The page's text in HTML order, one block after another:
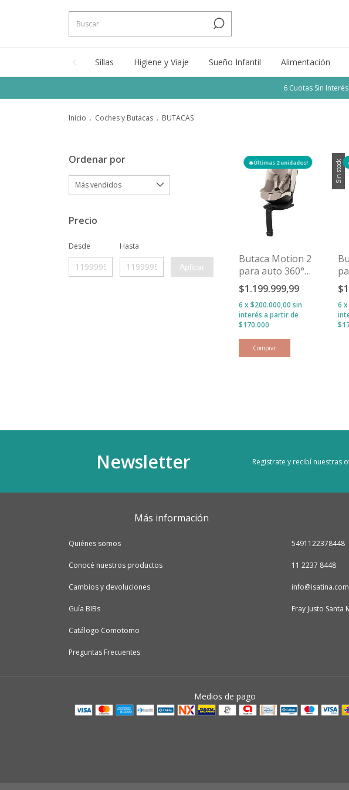
Sillas Higiene y Viaje Sueño Infantil Alimentación
6 Cuotas Sin
Inicio . Coches y Butacas . BUTACAS
Ordenar por
Precio
Desde Hasta
Aplicar
🔥Últimas 2 unidades!
Butaca Motion 2
para auto 360°
Silver Cross -
Almond
$1.199.999,99
6 x$200.000,00 sin
interés
Sin stock
6 x
Newsletter Registrate y recibí nuestras
Más información
Quiénes somos
Conocé nuestros productos
Cambios y devoluciones
Guía BIBs
Catálogo Comotomo
Preguntas Frecuentes
5491122378448
11 2237 8448
Fray Justo
Medios de pago